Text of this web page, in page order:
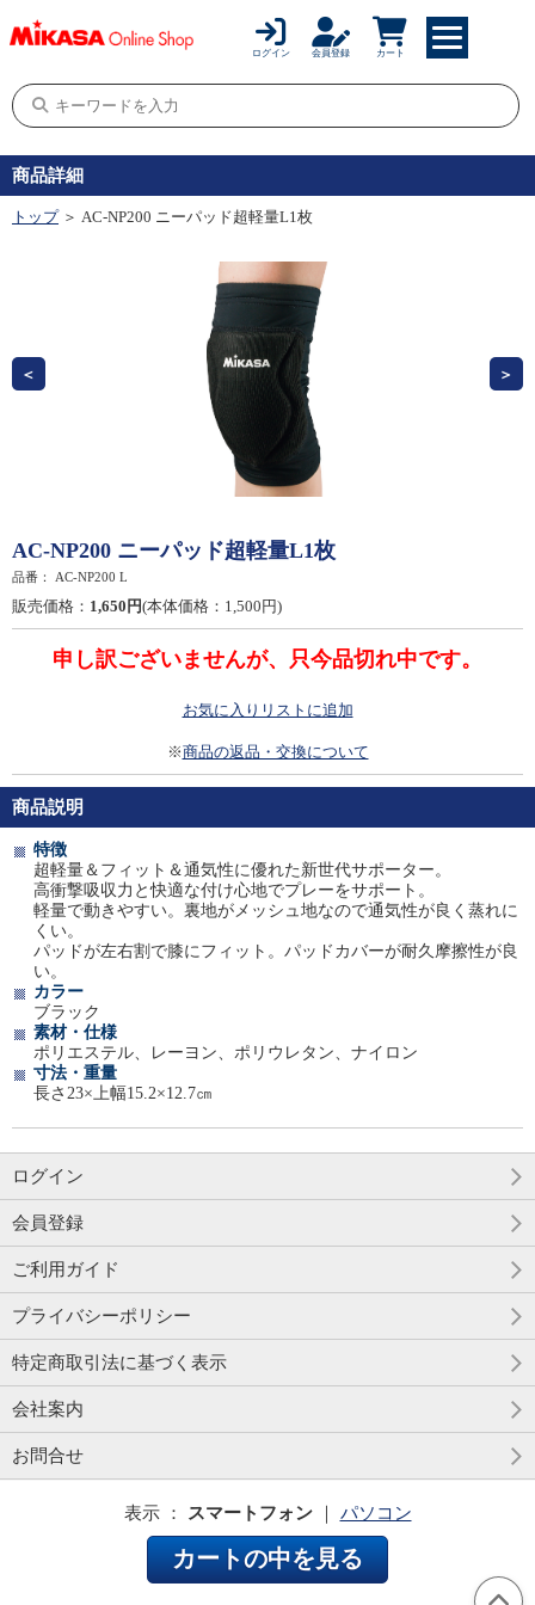
ログイン 会員登録 カート
商品詳細
トップ＞ AC-NP200 ニーパッド超軽量L1枚
AC-NP200 ニーパッド超軽量L1枚
品番： AC-NP200 L
販売価格： 1,650円(本体価格：1,500円)
申し訳ございませんが、只今品切れ中です。
お気に入りリストに追加
※商品の返品・交換について
商品説明
特徴
超軽量＆フィット＆通気性に優れた新世代サポーター。
高衝撃吸収力と快適な付け心地でプレーをサポート。
軽量で動きやすい。裏地がメッシュ地なので通気性が良く蒸れに
くい。
パッドが左右割で膝にフィット。パッドカバーが耐久摩擦性が良
い。
カラー
ブラック
素材・仕様
ポリエステル、レーヨン、ポリウレタン、ナイロン
寸法・重量
長さ23×上幅15.2×12.7㎝
ログイン
会員登録
ご利用ガイド
プライバシーポリシー
特定商取引法に基づく表示
会社案内
お問合せ
表示 ： スマートフォン｜ パソコン
カートの中を見る